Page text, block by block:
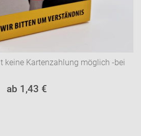
keine Kartenzahlung möglich -bei
ab 1,43 €